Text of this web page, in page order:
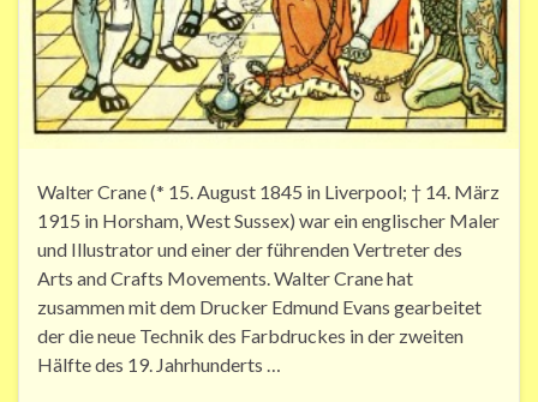
Walter Crane (* 15. August 1845 in Liverpool; † 14. März
1915 in Horsham, West Sussex) war ein englischer Maler
und Illustrator und einer der führenden Vertreter des
Arts and Crafts Movements. Walter Crane hat
zusammen mit dem Drucker Edmund Evans gearbeitet
der die neue Technik des Farbdruckes in der zweiten
Hälfte des 19. Jahrhunderts …